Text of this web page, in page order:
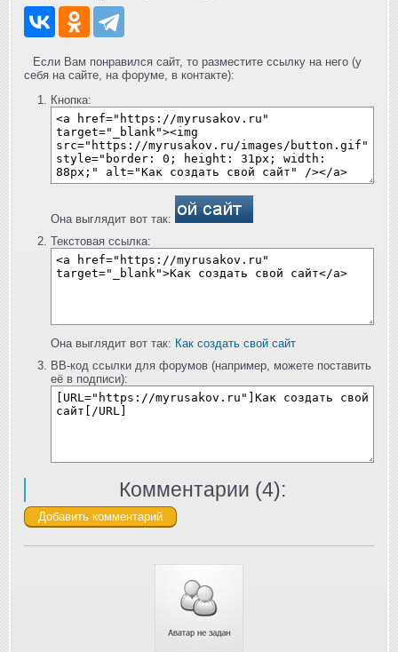
Если Вам понравился сайт, то разместите ссылку на него (у
себя на сайте, на форуме, в контакте):
Кнопка:
Она выглядит вот так:
Текстовая ссылка:
Она выглядит вот так: Как создать свой сайт
BB-код ссылки для форумов (например, можете поставить
её в подписи):
Комментарии (4):